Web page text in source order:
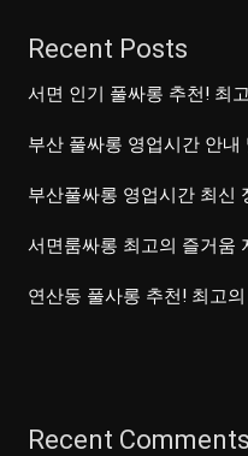
Recent Posts
서면 인기 풀싸롱 추천! 최
부산 풀싸롱 영업시간 안내
부산풀싸롱 영업시간 최신
서면룸싸롱 최고의 즐거움
연산동 풀사롱 추천! 최고
Recent Comments